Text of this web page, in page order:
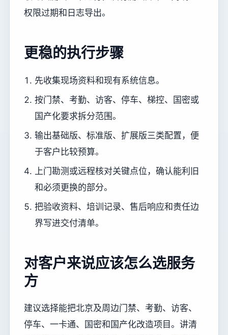
权限过期和日志导出。
更稳的执行步骤
先收集现场资料和现有系统信息。
按门禁、考勤、访客、停车、梯控、国密或
国产化要求拆分范围。
输出基础版、标准版、扩展版三类配置，便
于客户比较预算。
上门勘测或远程核对关键点位，确认能利旧
和必须更换的部分。
把验收资料、培训记录、售后响应和责任边
界写进交付清单。
对客户来说应该怎么选服务
方
建议选择能把北京及周边门禁、考勤、访客、
停车、一卡通、国密和国产化改造项目。讲清